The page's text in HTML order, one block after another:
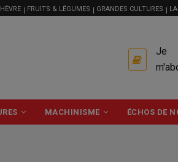
FRUITS & LÉGUMES GRANDES CULTURES
USER
ACCOUNT
MENU
Je
MACHINISME ÉCHOS DE